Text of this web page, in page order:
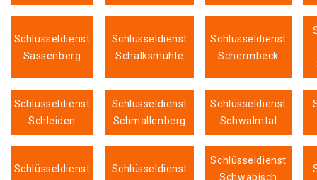
Schlüsseldienst
Sassenberg
Schlüsseldienst
Schalksmühle
Schlüsseldienst
Schermbeck
Schlüsseldienst
Schleiden
Schlüsseldienst
Schmallenberg
Schlüsseldienst
Schwalmtal
Schlüsseldienst
Schlüsseldienst
Schlüsseldienst
Schwäbisch